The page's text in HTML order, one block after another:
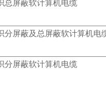
总屏蔽软计算机电缆
分屏蔽及总屏蔽软计算机电
分屏蔽软计算机电缆